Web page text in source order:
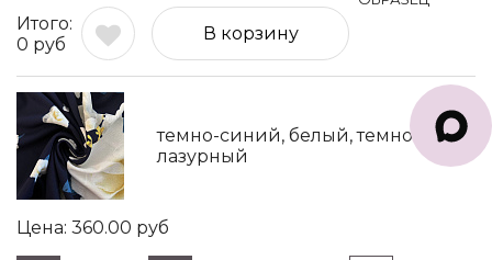
0 руб
В корзину
темно-синий, белый, темно-
лазурный
360.00 руб